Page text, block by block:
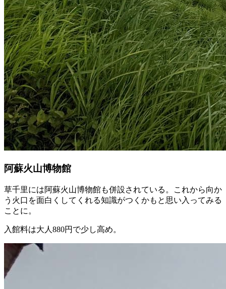
阿蘇火山博物館
草千里には阿蘇火山博物館も併設されている。これから向か
う火口を面白くしてくれる知識がつくかもと思い入ってみる
ことに。
入館料は大人880円で少し高め。